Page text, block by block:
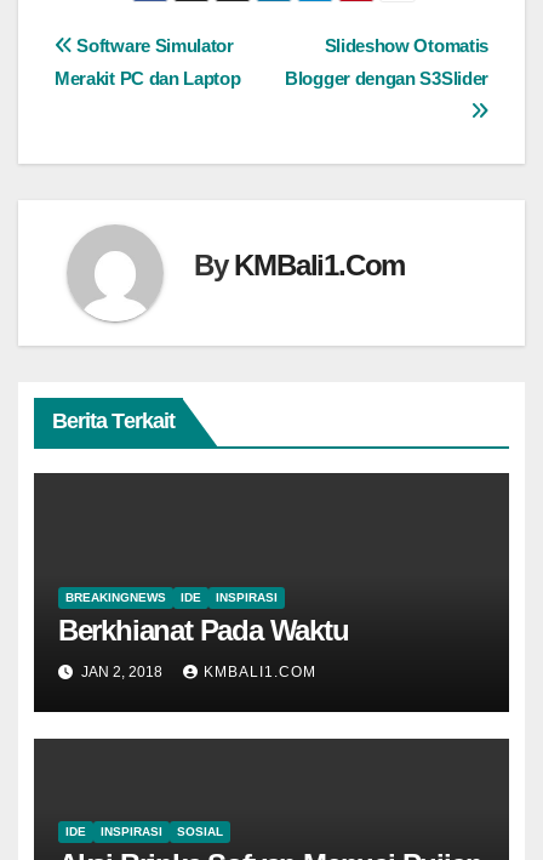
Navigasi
Slideshow Otomatis
Blogger dengan S3Slider
Software Simulator
Merakit PC dan Laptop
ByKMBali1.Com
Berita Terkait
BREAKINGNEWS IDE INSPIRASI
Berkhianat Pada Waktu
JAN 2, 2018 KMBALI1.COM
IDE INSPIRASI SOSIAL